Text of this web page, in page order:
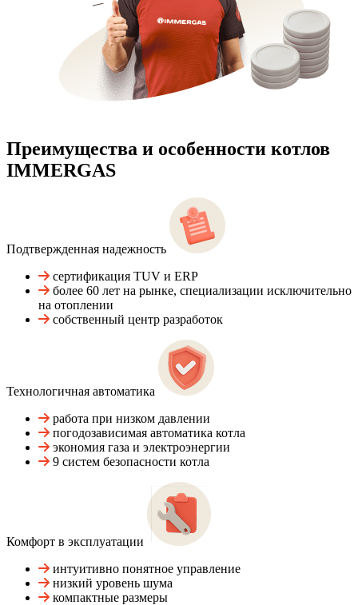
Преимущества и особенности котлов
IMMERGAS
Подтвержденная надежность
сертификация TUV и ERP
более 60 лет на рынке, специализации исключительно
на отоплении
собственный центр разработок
Технологичная автоматика
работа при низком давлении
погодозависимая автоматика котла
экономия газа и электроэнергии
9 систем безопасности котла
Комфорт в эксплуатации
интуитивно понятное управление
низкий уровень шума
компактные размеры